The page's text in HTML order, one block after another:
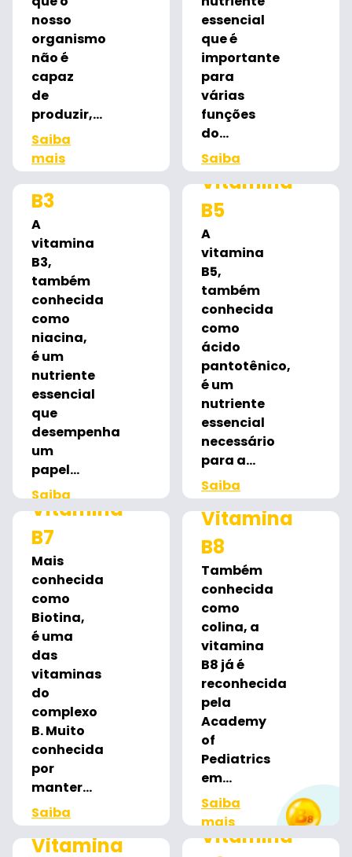
nosso
organismo
não é
capaz
de
produzir,...
Saiba
mais
essencial
que é
importante
para
várias
funções
do...
Saiba
mais
Vitamina
B3
A
vitamina
B3,
também
conhecida
como
niacina,
é um
nutriente
essencial
que
desempenha
um
papel...
Saiba
mais
Vitamina
B5
A
vitamina
B5,
também
conhecida
como
ácido
pantotênico,
é um
nutriente
essencial
necessário
para a...
Saiba
mais
Vitamina
B7
Mais
conhecida
como
Biotina,
é uma
das
vitaminas
do
complexo
B. Muito
conhecida
por
manter...
Saiba
mais
Vitamina
B8
Também
conhecida
como
colina, a
vitamina
B8 já é
reconhecida
pela
Academy
of
Pediatrics
em...
Saiba
mais
Vitamina
Vitamina